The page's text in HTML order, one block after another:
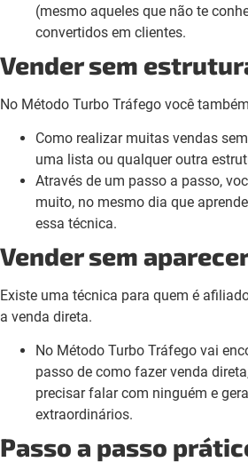
(mesmo aqueles que não te
convertidos em clientes.
Vender sem
No Método Turbo Tráfego você
Como realizar muitas vendas
uma lista ou qualquer outra
Através de um passo a passo,
muito, no mesmo dia que
essa técnica.
Vender sem
Existe uma técnica para quem é
a venda direta.
No Método Turbo Tráfego vai
passo de como fazer venda
precisar falar com ninguém e
extraordinários.
Passo a passo